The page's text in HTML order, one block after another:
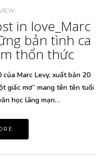
in love_Marc
bản tình ca
thổn thức
Marc Levy, xuất bản 20
giấc mơ” mang tên tên tuổi
học lãng mạn…